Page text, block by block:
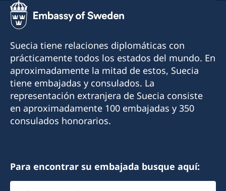
Suecia tiene relaciones diplomáticas con
prácticamente todos los estados del mundo. En
aproximadamente la mitad de estos, Suecia
tiene embajadas y consulados. La
representación extranjera de Suecia consiste
en aproximadamente 100 embajadas y 350
consulados honorarios.
Para encontrar su embajada busque aquí: